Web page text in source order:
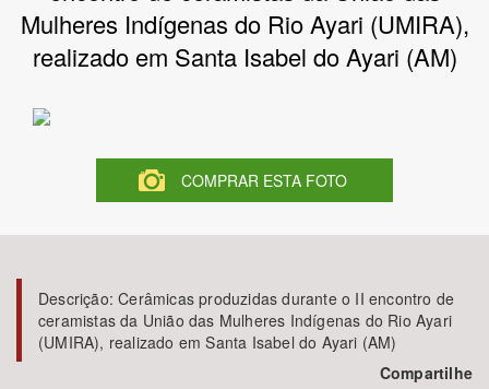
Bioma / Bacia
Tema
Área Protegida
BUSCAR
Mulheres Indígenas do Rio Ayari (UMIRA),
realizado em Santa Isabel do Ayari (AM)
COMPRAR ESTA FOTO
Descrição:Cerâmicas produzidas durante o II encontro de
ceramistas da União das Mulheres Indígenas do Rio Ayari
(UMIRA), realizado em Santa Isabel do Ayari (AM)
Compartilhe